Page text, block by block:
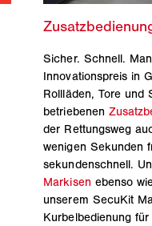
Sicher. Schnell.
Innovationspreis in
Rollläden, Tore und
betriebenen
der Rettungsweg
wenigen Sekunden
sekundenschnell.
Markisen ebenso
unserem SecuKit
Kurbelbedienung